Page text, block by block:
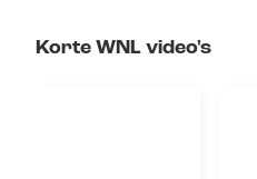
Korte WNL video's